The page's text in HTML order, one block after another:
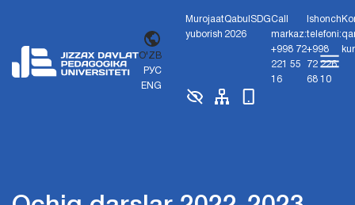
O'ZB
РУС
ENG
Murojaat
yuborish
Qabul
2026
SDGCall
markaz:
+998 72
221 55
16
Ishonch
telefoni:
+998
72 226
68 10